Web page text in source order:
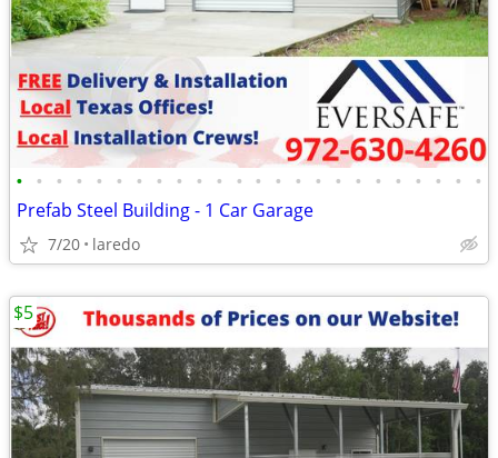
• • • • • • • • • • • • • • • • • • • • • • • •
Prefab Steel Building - 1 Car Garage
7/20 laredo
$5